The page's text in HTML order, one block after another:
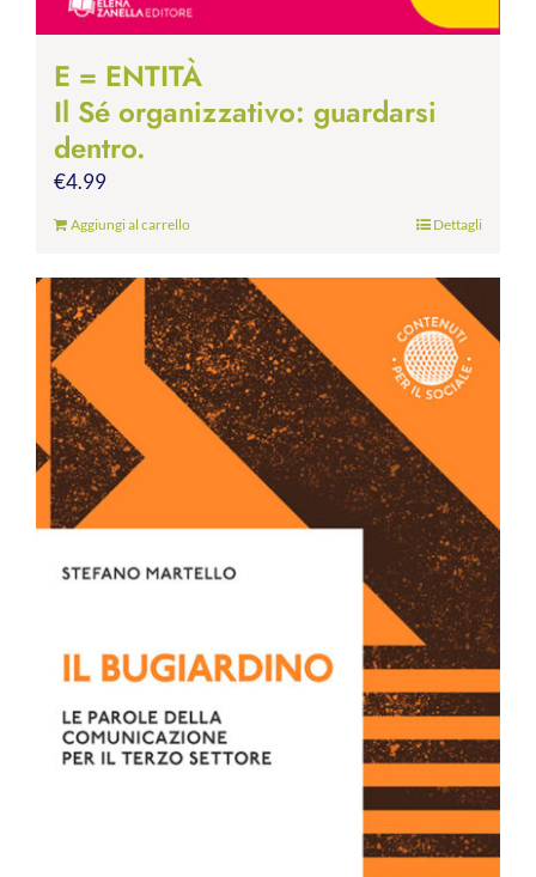
E = ENTITÀ
Il Sé organizzativo: guardarsi
dentro.
€4.99
Aggiungi al carrello Dettagli